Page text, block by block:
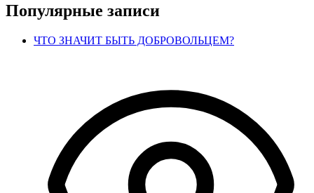
Популярные записи
ЧТО ЗНАЧИТ БЫТЬ ДОБРОВОЛЬЦЕМ?